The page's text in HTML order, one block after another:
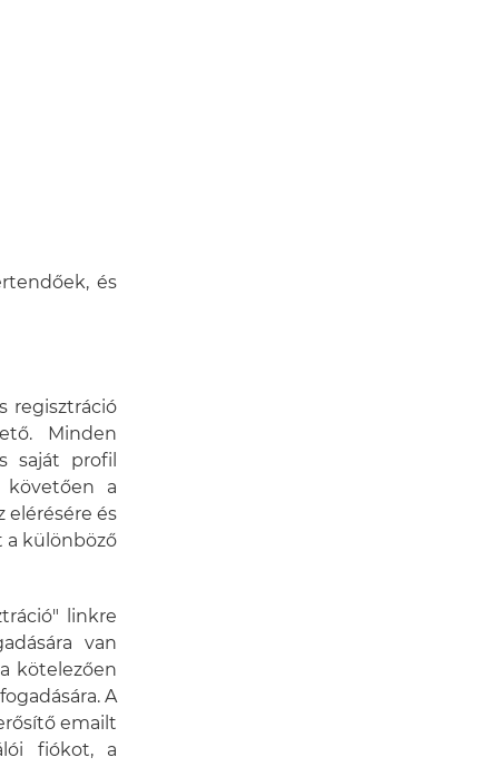
és
regisztráció
Minden
saját profil
követően a
elérésére és
a különböző
linkre
van
kötelezően
A
emailt
fiókot, a